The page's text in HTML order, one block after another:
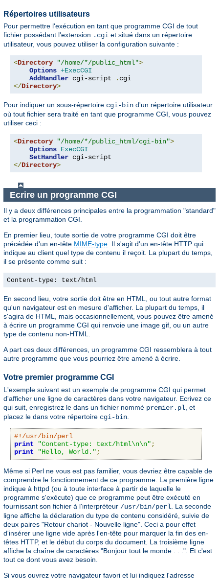
Répertoires utilisateurs
Pour permettre l'exécution en tant que programme CGI de tout
fichier possédant l'extension .cgi et situé dans un répertoire
utilisateur, vous pouvez utiliser la configuration suivante :
<Directory "/home/*/public_html">
Options +ExecCGI
AddHandler cgi-script .
</Directory>
Pour indiquer un sous-répertoire cgi-bin d'un répertoire utilisateur
où tout fichier sera traité en tant que programme CGI, vous pouvez
utiliser ceci :
<Directory "/home/*/public_html/cgi-bin">
Options ExecCGI
SetHandler
</Directory>
Ecrire un programme CGI
Il y a deux différences principales entre la programmation "standard"
et la programmation CGI.
En premier lieu, toute sortie de votre programme CGI doit être
précédée d'un en-tête MIME-type. Il s'agit d'un en-tête HTTP qui
indique au client quel type de contenu il reçoit. La plupart du temps,
il se présente comme suit :
Content-type: text/html
En second lieu, votre sortie doit être en HTML, ou tout autre format
qu'un navigateur est en mesure d'afficher. La plupart du temps, il
s'agira de HTML, mais occasionnellement, vous pouvez être amené
à écrire un programme CGI qui renvoie une image gif, ou un autre
type de contenu non-HTML.
A part ces deux différences, un programme CGI ressemblera à tout
autre programme que vous pourriez être amené à écrire.
Votre premier programme CGI
L'exemple suivant est un exemple de programme CGI qui permet
d'afficher une ligne de caractères dans votre navigateur. Ecrivez ce
qui suit, enregistrez le dans un fichier nommé premier.pl , et
placez le dans votre répertoire cgi-bin
#!/usr/bin/perl
print
"Content-type: text/html\n\n" ;
print
"Hello, World." ;
Même si Perl ne vous est pas familier, vous devriez être capable de
comprendre le fonctionnement de ce programme. La première ligne
indique à httpd (ou à toute interface à partir de laquelle le
programme s'exécute) que ce programme peut être exécuté en
fournissant son fichier à l'interpréteur /usr/bin/perl . La seconde
ligne affiche la déclaration du type de contenu considéré, suivie de
deux paires "Retour chariot - Nouvelle ligne". Ceci a pour effet
d'insérer une ligne vide après l'en-tête pour marquer la fin des en-
têtes HTTP, et le début du corps du document. La troisième ligne
affiche la chaîne de caractères "Bonjour tout le monde . . .". Et c'est
tout ce dont vous avez besoin.
Si vous ouvrez votre navigateur favori et lui indiquez l'adresse